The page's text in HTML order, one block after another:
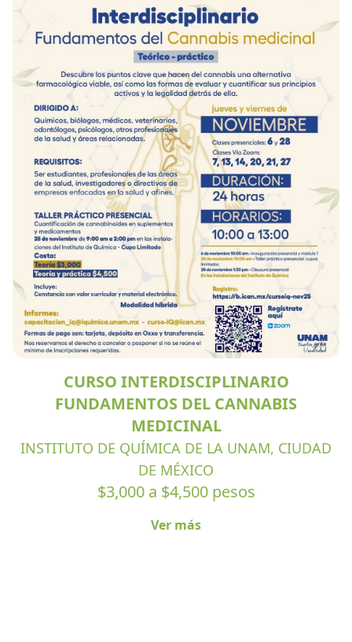
CURSO INTERDISCIPLINARIO
FUNDAMENTOS DEL CANNABIS
MEDICINAL
INSTITUTO DE QUÍMICA DE LA UNAM, CIUDAD
DE MÉXICO
$3,000 a $4,500 pesos
Ver más